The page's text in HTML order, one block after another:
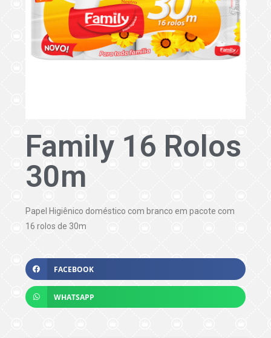
Family 16 Rolos
30m
Papel Higiênico doméstico com branco em pacote com
16 rolos de 30m
FACEBOOK
WHATSAPP